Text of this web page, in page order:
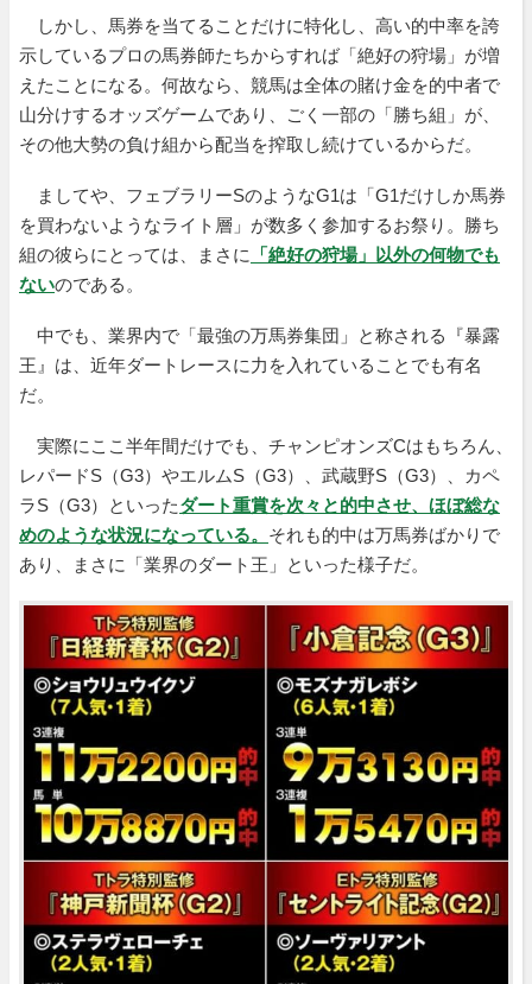
しかし、馬券を当てることだけに特化し、高い的中率を誇
示しているプロの馬券師たちからすれば「絶好の狩場」が増
えたことになる。何故なら、競馬は全体の賭け金を的中者で
山分けするオッズゲームであり、ごく一部の「勝ち組」が、
その他大勢の負け組から配当を搾取し続けているからだ。
ましてや、フェブラリーSのようなG1は「G1だけしか馬券
を買わないようなライト層」が数多く参加するお祭り。勝ち
組の彼らにとっては、まさに
「絶好の狩場」以外の何物でも
ないのである。
中でも、業界内で「最強の万馬券集団」と称される『暴露
王』は、近年ダートレースに力を入れていることでも有名
だ。
実際にここ半年間だけでも、チャンピオンズCはもちろん、
レパードS（G3）やエルムS（G3）、武蔵野S（G3）、カペ
ラS（G3）といったダート重賞を次々と的中させ、ほぼ総な
めのような状況になっている。 それも的中は万馬券ばかりで
あり、まさに「業界のダート王」といった様子だ。